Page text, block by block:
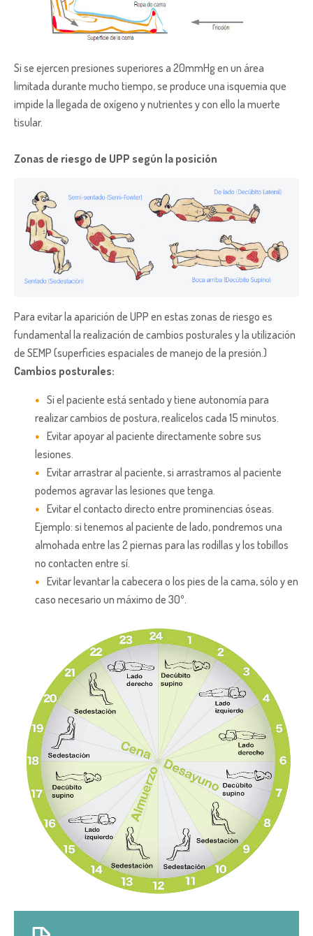
Si se ejercen presiones superiores a 20mmHg en un área
limitada durante mucho tiempo, se produce una isquemia que
impide la llegada de oxígeno y nutrientes y con ello la muerte
tisular.
Zonas de riesgo de UPP según la posición
Para evitar la aparición de UPP en estas zonas de riesgo es
fundamental la realización de cambios posturales y la utilización
de SEMP (superficies espaciales de manejo de la presión.)
Cambios posturales:
Si el paciente está sentado y tiene autonomía para
realizar cambios de postura, realícelos cada 15 minutos.
Evitar apoyar al paciente directamente sobre sus
lesiones.
Evitar arrastrar al paciente, si arrastramos al paciente
podemos agravar las lesiones que tenga.
Evitar el contacto directo entre prominencias óseas.
Ejemplo: si tenemos al paciente de lado, pondremos una
almohada entre las 2 piernas para las rodillas y los tobillos
no contacten entre sí.
Evitar levantar la cabecera o los pies de la cama, sólo y en
caso necesario un máximo de 30º.